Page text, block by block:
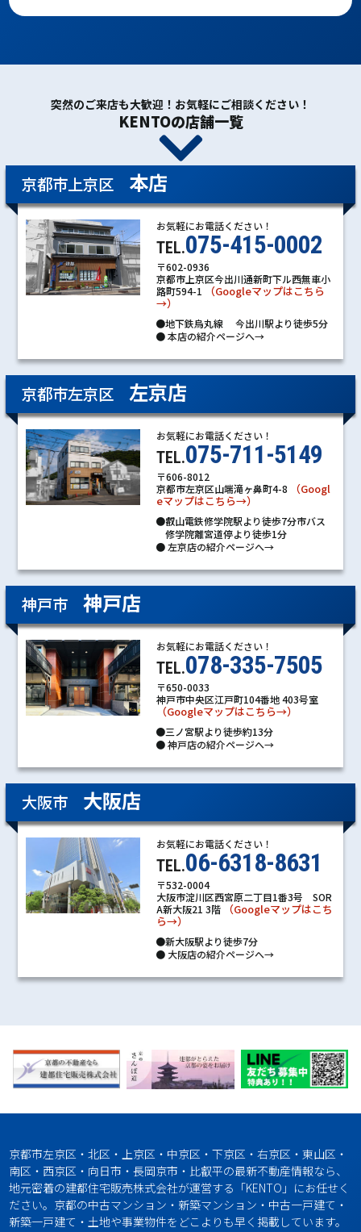
突然のご来店も大歓迎！お気軽にご相談ください！
KENTOの店舗一覧
京都市上京区 本店
お気軽にお電話ください！
TEL.075-415-0002
〒602-0936
京都市上京区今出川通新町下ル西無車小
路町594-1
（Googleマップはこちら
→）
●地下鉄烏丸線 今出川駅より徒歩5分
●本店の紹介ページへ→
京都市左京区 左京店
お気軽にお電話ください！
TEL.075-711-5149
〒606-8012
京都市左京区山端滝ヶ鼻町4-8
（Googl
eマップはこちら→）
●叡山電鉄修学院駅より徒歩7分市バス
修学院離宮道停より徒歩1分
●左京店の紹介ページへ→
神戸市 神戸店
お気軽にお電話ください！
TEL.078-335-7505
〒650-0033
神戸市中央区江戸町104番地 403号室
（Googleマップはこちら→）
●三ノ宮駅より徒歩約13分
●神戸店の紹介ページへ→
大阪市 大阪店
お気軽にお電話ください！
TEL.06-6318-8631
〒532-0004
大阪市淀川区西宮原二丁目1番3号 SOR
A新大阪21 3階
（Googleマップはこち
ら→）
●新大阪駅より徒歩7分
●大阪店の紹介ページへ→
京都市左京区・北区・上京区・中京区・下京区・右京区・東山区・
南区・西京区・向日市・長岡京市・比叡平の最新不動産情報なら、
地元密着の建都住宅販売株式会社が運営する「KENTO」にお任せく
ださい。京都の中古マンション・新築マンション・中古一戸建て・
新築一戸建て・土地や事業物件をどこよりも早く掲載しています。